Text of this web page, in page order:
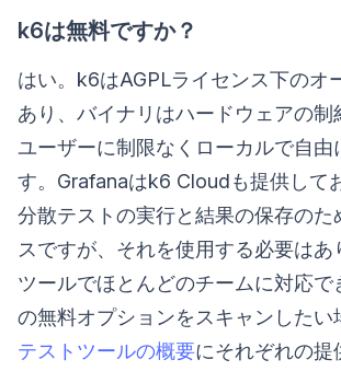
k6は無料ですか？
はい。k6はAGPLライセンス下のオ
あり、バイナリはハードウェアの制
ユーザーに制限なくローカルで自由
す。Grafanaはk6 Cloudも提供して
分散テストの実行と結果の保存のた
スですが、それを使用する必要はあ
ツールでほとんどのチームに対応で
の無料オプションをスキャンしたい
テストツールの概要にそれぞれの提